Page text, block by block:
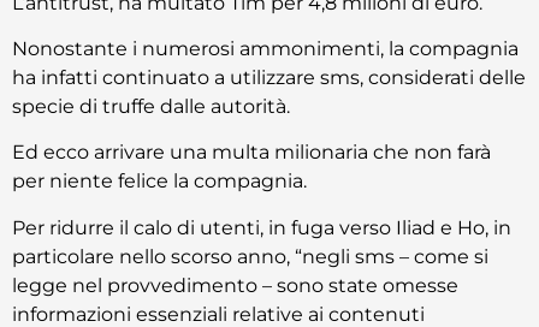
Nonostante i numerosi ammonimenti, la compagnia
ha infatti continuato a utilizzare sms, considerati delle
specie di truffe dalle autorità.
Ed ecco arrivare una multa milionaria che non farà
per niente felice la compagnia.
Per ridurre il calo di utenti, in fuga verso Iliad e Ho, in
particolare nello scorso anno, “negli sms – come si
legge nel provvedimento – sono state omesse
informazioni essenziali relative ai contenuti